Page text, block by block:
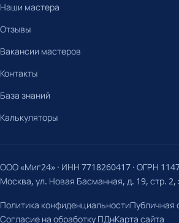
Наши мастера
Отзывы
Вакансии мастеров
Контакты
База знаний
Калькуляторы
ООО «Миг24» · ИНН 7718260417 · ОГРН
Москва, ул. Новая Басманная, д. 19, стр.
Политика конфиденциальностиПубличная
Согласие на обработку ПДнКарта сайта